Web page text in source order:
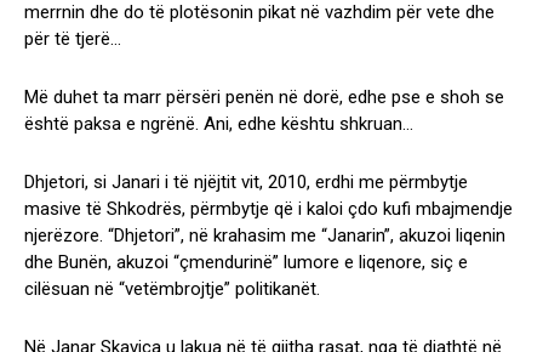
merrnin dhe do të plotësonin pikat në vazhdim për vete dhe
për të tjerë…
Më duhet ta marr përsëri penën në dorë, edhe pse e shoh se
është paksa e ngrënë. Ani, edhe kështu shkruan…
Dhjetori, si Janari i të njëjtit vit, 2010, erdhi me përmbytje
masive të Shkodrës, përmbytje që i kaloi çdo kufi mbajmendje
njerëzore. “Dhjetori”, në krahasim me “Janarin”, akuzoi liqenin
dhe Bunën, akuzoi “çmendurinë” lumore e liqenore, siç e
cilësuan në “vetëmbrojtje” politikanët.
Në Janar Skavica u lakua në të gjitha rasat, nga të djathtë në